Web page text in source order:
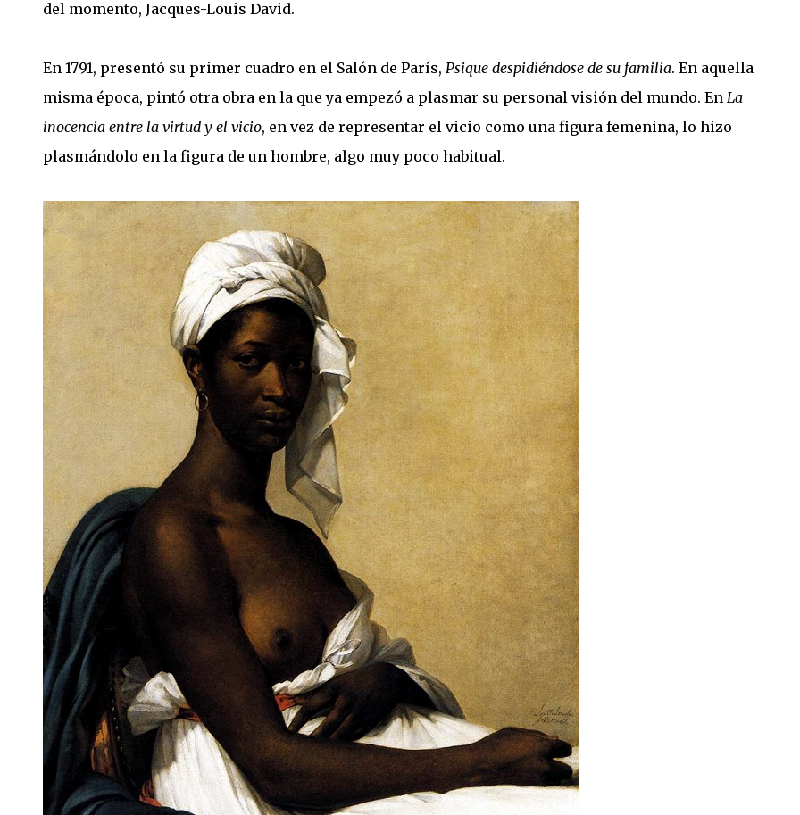
del momento, Jacques-Louis David.
En 1791, presentó su primer cuadro en el Salón de París, Psique despidiéndose de su familia. En aquella
misma época, pintó otra obra en la que ya empezó a plasmar su personal visión del mundo. En La
inocencia entre la virtud y el vicio, en vez de representar el vicio como una figura femenina, lo hizo
plasmándolo en la figura de un hombre, algo muy poco habitual.